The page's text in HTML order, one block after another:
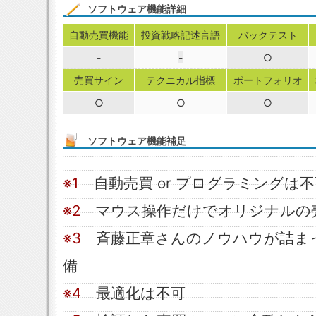
ソフトウェア機能詳細
自動売買機能 投資戦略記述言語
バックテスト
-
-
○
売買サイン
テクニカル指標 ポートフォリオ
○
○ ○
ソフトウェア機能補足
※1自動売買 or プログラミングは
※2マウス操作だけでオリジナルの
※3斉藤正章さんのノウハウが詰ま
備
※4最適化は不可